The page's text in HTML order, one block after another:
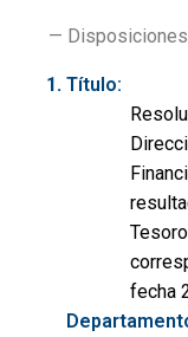
—
Título:
fecha